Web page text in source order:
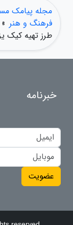
مجله پیامک
فرهنگ و هنر »
طرز تهیه کیک
خبرنامه
عضویت